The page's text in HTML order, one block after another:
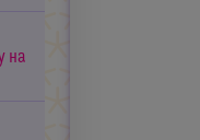
на